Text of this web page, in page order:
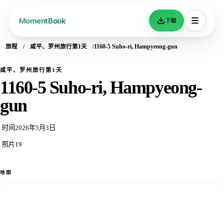
下载
旅程 咸平、罗州旅行第1天 1160-5 Suho-ri, Hampyeong-gun
咸平、罗州旅行第1天
1160-5 Suho-ri, Hampyeong-
gun
时间 2026年5月3日
照片19
地图